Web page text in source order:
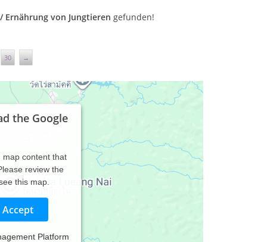
Ernährung von Jungtieren gefunden!
30 →
the Google
map content that
review the
this map.
Accept
Platform